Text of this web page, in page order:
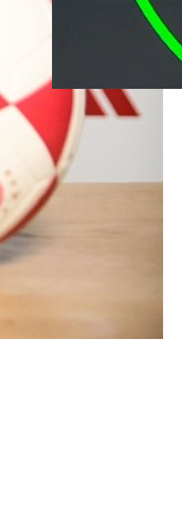
Σητεία:
Παραμένουν
Εορτολόγιο:
Αυγούστου
ΣΗΜΕΡΑ 08:27
Τι καιρό θα
ΣΗΜΕΡΑ 08:14
07/08/2026 23:59
Μέλονι σε